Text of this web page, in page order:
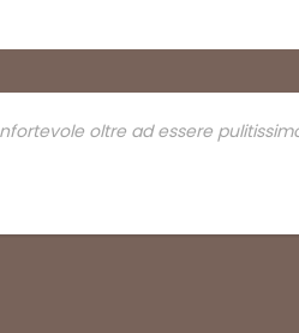
oltre ad essere